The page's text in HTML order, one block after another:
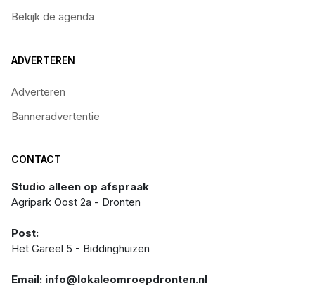
Bekijk de agenda
ADVERTEREN
Adverteren
Banneradvertentie
CONTACT
Studio alleen op afspraak
Agripark Oost 2a - Dronten
Post:
Het Gareel 5 - Biddinghuizen
Email: info@lokaleomroepdronten.nl